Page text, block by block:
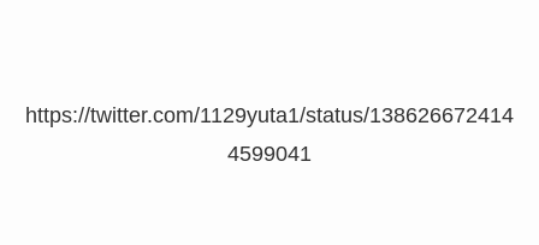
https://twitter.com/1129yuta1/status/138626672414
4599041